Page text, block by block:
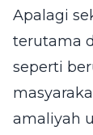
Apalagi
terutama
seperti
amaliyah